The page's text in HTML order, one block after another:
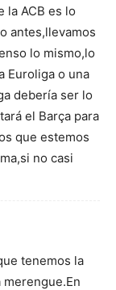
la ACB es lo
antes,llevamos
lo mismo,lo
Euroliga o una
debería ser lo
el Barça para
que estemos
no casi
tenemos la